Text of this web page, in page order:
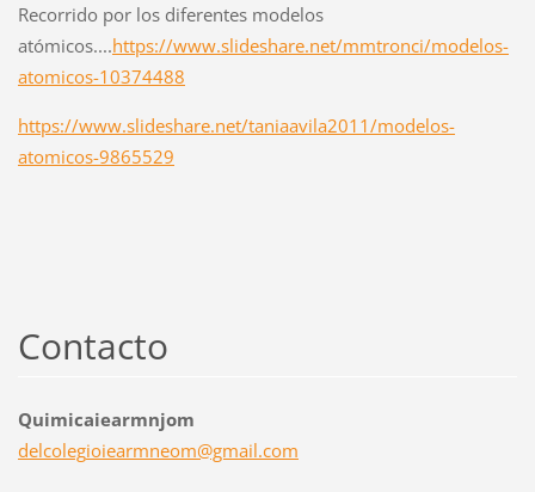
Recorrido por los diferentes modelos
atómicos....https://www.slideshare.net/mmtronci/modelos-
atomicos-10374488
https://www.slideshare.net/taniaavila2011/modelos-
atomicos-9865529
Contacto
Quimicaiearmnjom
delcolegioiearmneom@gmail.com